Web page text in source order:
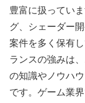
豊富に扱ってい
グ、シェーダー
案件を多く保有
ランスの強みは
の知識やノウハ
です。ゲーム業